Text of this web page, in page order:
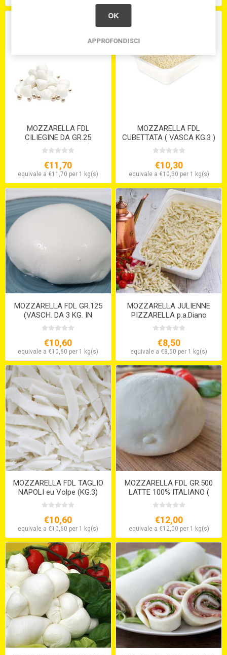
MOZZARELLA FDL
CILIEGINE DA GR.25
(vaschette Da 1 Kg)
€11,70
equivale a €11,70 per 1 kg(s)
MOZZARELLA FDL
CUBETTATA ( VASCA KG.3 )
€10,30
equivale a €10,30 per 1 kg(s)
MOZZARELLA FDL GR.125
(VASCH. DA 3 KG. IN
ACQUA)
€10,60
equivale a €10,60 per 1 kg(s)
MOZZARELLA JULIENNE
PIZZARELLA p.a.Diano
(KG.2,5)
€8,50
equivale a €8,50 per 1 kg(s)
MOZZARELLA FDL TAGLIO
NAPOLI eu Volpe (KG.3)
€10,60
equivale a €10,60 per 1 kg(s)
MOZZARELLA FDL GR.500
LATTE 100% ITALIANO (
gr.500 x 6 IN ACQUA) SOLO
SU ORDINAZIONE
€12,00
equivale a €12,00 per 1 kg(s)
OK
APPROFONDISCI